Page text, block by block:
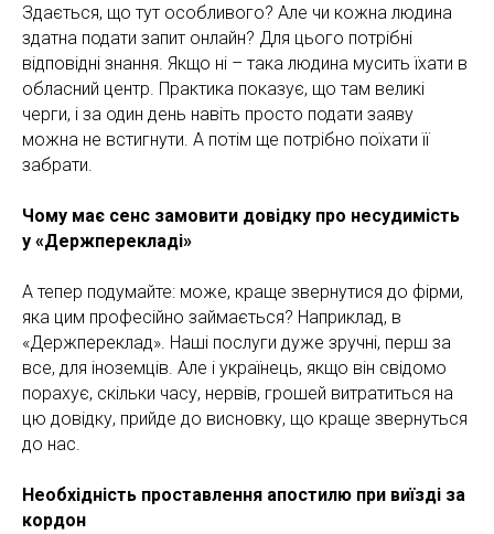
Здається, що тут особливого? Але чи кожна людина
здатна подати запит онлайн? Для цього потрібні
відповідні знання. Якщо ні – така людина мусить їхати в
обласний центр. Практика показує, що там великі
черги, і за один день навіть просто подати заяву
можна не встигнути. А потім ще потрібно поїхати її
забрати.
Чому має сенс замовити довідку про несудимість
у «Держперекладі»
А тепер подумайте: може, краще звернутися до фірми,
яка цим професійно займається? Наприклад, в
«Держпереклад». Наші послуги дуже зручні, перш за
все, для іноземців. Але і українець, якщо він свідомо
порахує, скільки часу, нервів, грошей витратиться на
цю довідку, прийде до висновку, що краще звернуться
до нас.
Необхідність проставлення апостилю при виїзді за
кордон